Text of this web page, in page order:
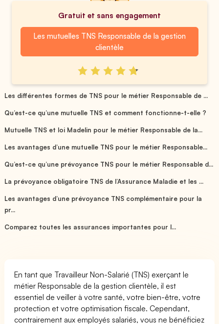
Gratuit et sans engagement
Les mutuelles TNS Responsable de la gestion
clientèle
Les différentes formes de TNS pour le métier Responsable de ...
Qu’est-ce qu’une mutuelle TNS et comment fonctionne-t-elle ?
Mutuelle TNS et loi Madelin pour le métier Responsable de la...
Les avantages d’une mutuelle TNS pour le métier Responsable...
Qu’est-ce qu’une prévoyance TNS pour le métier Responsable d...
La prévoyance obligatoire TNS de l’Assurance Maladie et les ...
Les avantages d’une prévoyance TNS complémentaire pour la
pr...
Comparez toutes les assurances importantes pour l...
En tant que Travailleur Non-Salarié (TNS) exerçant le
métier Responsable de la gestion clientèle, il est
essentiel de veiller à votre santé, votre bien-être, votre
protection et votre optimisation fiscale. Cependant,
contrairement aux employés salariés, vous ne bénéficiez